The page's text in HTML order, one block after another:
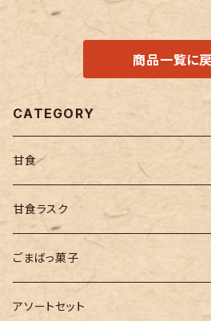
商品一覧に
CATEGORY
甘食
エールセット
同種類
バラエティセット
甘食ラスク
ごまばっ菓子
アソートセット